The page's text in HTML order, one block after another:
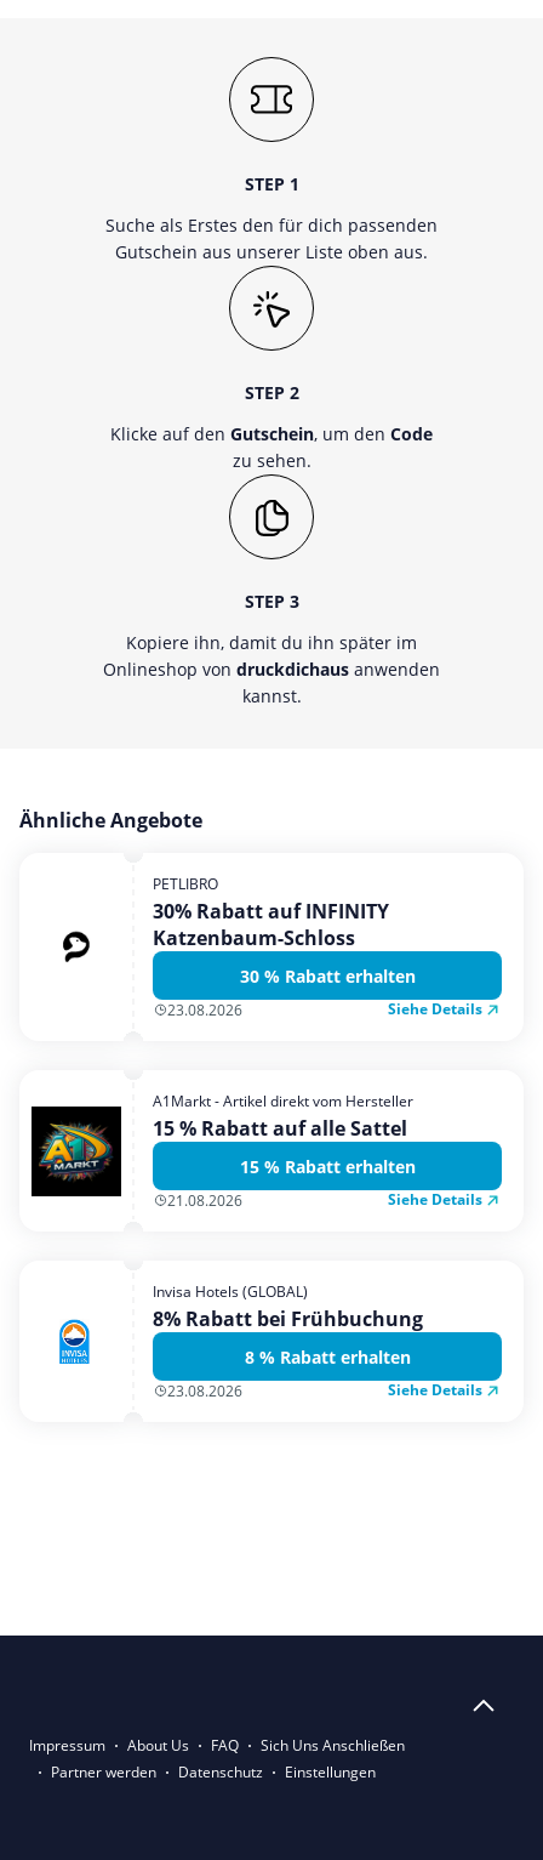
STEP 1
Suche als Erstes den für dich passenden
Gutschein aus unserer Liste oben aus.
STEP 2
Klicke auf den Gutschein, um den Code
zu sehen.
STEP 3
Kopiere ihn, damit du ihn später im
Onlineshop von druckdichaus anwenden
kannst.
Ähnliche Angebote
PETLIBRO
30% Rabatt auf INFINITY
Katzenbaum-Schloss
30 % Rabatt erhalten
23.08.2026 Siehe Details
A1Markt - Artikel direkt vom Hersteller
15 % Rabatt auf alle Sattel
15 % Rabatt erhalten
21.08.2026 Siehe Details
Invisa Hotels (GLOBAL)
8% Rabatt bei Frühbuchung
8 % Rabatt erhalten
23.08.2026 Siehe Details
Impressum About Us FAQ
Sich Uns Anschließen
Partner werden
Datenschutz Einstellungen